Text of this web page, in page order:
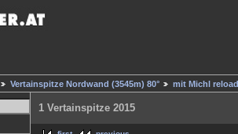
Vertainspitze Nordwand (3545m) 80° mit Michl
1 Vertainspitze 2015